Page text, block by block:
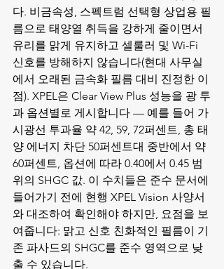
다. 비금속성, 스펙트럼 선택형 상업용 필
름으로 태양열 취득을 강하게 줄이면서
유리를 맑게 유지하고 셀룰러 및 Wi-Fi
신호를 방해하지 않습니다(현대 사무실
에서 오래된 금속화 필름 대비 진정한 이
점). XPEL은 Clear View Plus 성능을 광 투
과 옵션별로 게시합니다 — 예를 들어 가
시광선 투과율 약 42, 59, 72퍼센트, 총 태
양 에너지 차단 50퍼센트대 중반에서 약
60퍼센트, 옵션에 따라 0.40에서 0.45 범
위의 SHGC 값. 이 수치들은 준수 문서에
들어가기 전에 현행 XPEL Vision 사양서
와 대조하여 확인해야 하지만, 요점을 보
여줍니다: 맑고 신호 친화적인 필름이 기
존 파사드의 SHGC를 준수 영역으로 낮
출 수 있습니다.